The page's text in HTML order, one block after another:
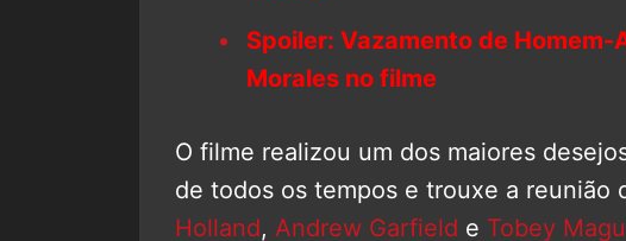
Spoiler: Vazamento de
Morales no filme
O filme realizou um dos maiores
de todos os tempos e trouxe a reunião
Holland, Andrew Garfield e Tobey